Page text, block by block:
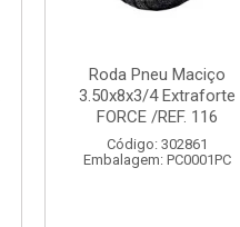
Roda Pneu Maciço
3.50x8x3/4 Extraforte
FORCE /REF. 116
Código: 302861
Embalagem: PC0001PC